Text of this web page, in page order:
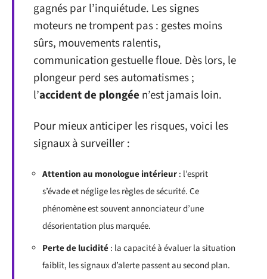
gagnés par l’inquiétude. Les signes
moteurs ne trompent pas : gestes moins
sûrs, mouvements ralentis,
communication gestuelle floue. Dès lors, le
plongeur perd ses automatismes ;
l’accident de plongée n’est jamais loin.
Pour mieux anticiper les risques, voici les
signaux à surveiller :
Attention au monologue intérieur: l’esprit
s’évade et néglige les règles de sécurité. Ce
phénomène est souvent annonciateur d’une
désorientation plus marquée.
Perte de lucidité: la capacité à évaluer la situation
faiblit, les signaux d’alerte passent au second plan.